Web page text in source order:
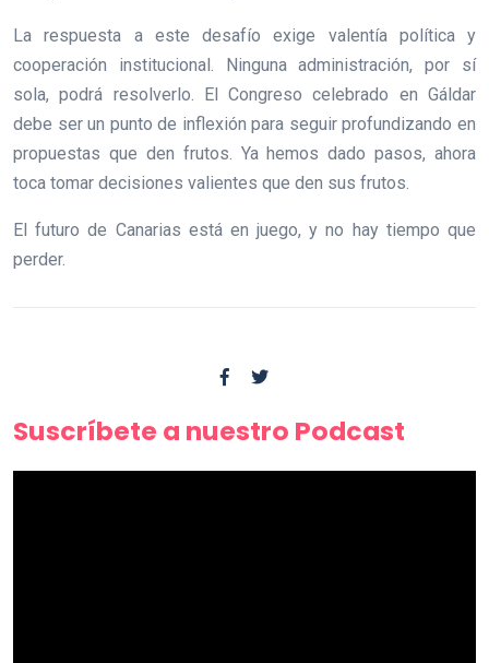
La respuesta a este desafío exige valentía política y
cooperación institucional. Ninguna administración, por sí
sola, podrá resolverlo. El Congreso celebrado en Gáldar
debe ser un punto de inflexión para seguir profundizando en
propuestas que den frutos. Ya hemos dado pasos, ahora
toca tomar decisiones valientes que den sus frutos.
El futuro de Canarias está en juego, y no hay tiempo que
perder.
Suscríbete a nuestro Podcast